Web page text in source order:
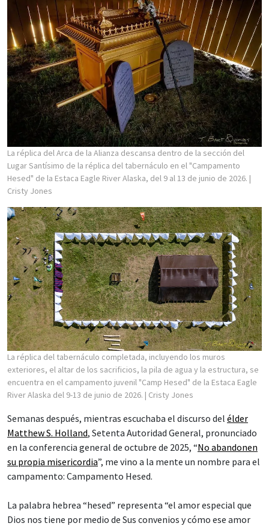
La réplica del Arca de la Alianza descansa dentro de la sección del
Lugar Santísimo de la réplica del tabernáculo en el "Campamento
Hesed" de la Estaca Eagle River Alaska, del 9 al 13 de junio de 2026. |
Cristy Jones
La réplica del tabernáculo completada, incluyendo los muros
exteriores, el altar de los sacrificios, la pila de agua y la estructura, se
encuentra en el campamento juvenil "Camp Hesed" de la Estaca Eagle
River Alaska del 9-13 de junio de 2026. | Cristy Jones
Semanas después, mientras escuchaba el discurso del élder
Matthew S. Holland, Setenta Autoridad General, pronunciado
en la conferencia general de octubre de 2025, “No abandonen
su propia misericordia”, me vino a la mente un nombre para el
campamento: Campamento Hesed.
La palabra hebrea “hesed” representa “el amor especial que
Dios nos tiene por medio de Sus convenios y cómo ese amor